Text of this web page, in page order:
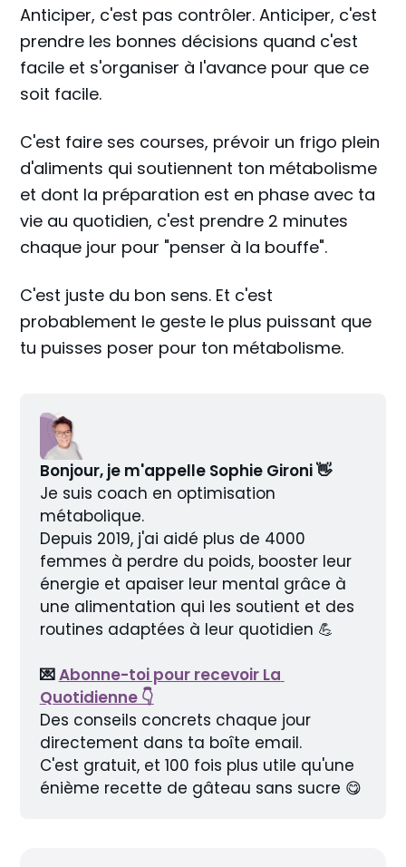
Anticiper, c'est pas contrôler. Anticiper, c'est
prendre les bonnes décisions quand c'est
facile et s'organiser à l'avance pour que ce
soit facile.
C'est faire ses courses, prévoir un frigo plein
d'aliments qui soutiennent ton métabolisme
et dont la préparation est en phase avec ta
vie au quotidien, c'est prendre 2 minutes
chaque jour pour "penser à la bouffe".
C'est juste du bon sens. Et c'est
probablement le geste le plus puissant que
tu puisses poser pour ton métabolisme.
Bonjour, je m'appelle Sophie Gironi 👋
Je suis coach en optimisation
métabolique.
Depuis 2019, j'ai aidé plus de 4000
femmes à perdre du poids, booster leur
énergie et apaiser leur mental grâce à
une alimentation qui les soutient et des
routines adaptées à leur quotidien 💪
💌 Abonne-toi pour recevoir La
Quotidienne 👇
Des conseils concrets chaque jour
directement dans ta boîte email.
C'est gratuit, et 100 fois plus utile qu'une
énième recette de gâteau sans sucre 😋